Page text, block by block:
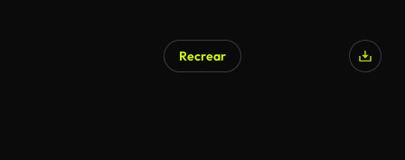
Recrear